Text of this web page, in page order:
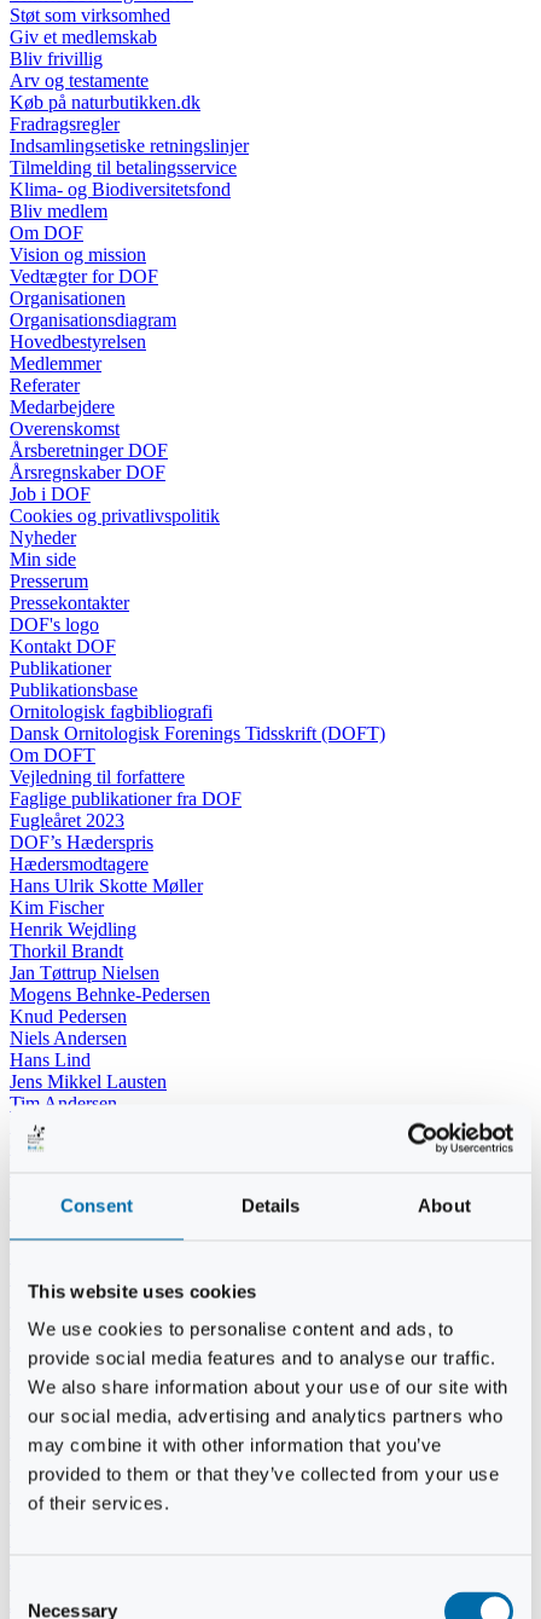
Consent Details About
This website uses cookies
We use cookies to personalise content and ads, to
provide social media features and to analyse our traffic.
We also share information about your use of our site with
our social media, advertising and analytics partners who
may combine it with other information that you’ve
provided to them or that they’ve collected from your use
of their services.
Necessary
Støt som virksomhed
Giv et medlemskab
Bliv frivillig
Arv og testamente
Køb på naturbutikken.dk
Fradragsregler
Indsamlingsetiske retningslinjer
Tilmelding til betalingsservice
Klima- og Biodiversitetsfond
Bliv medlem
Om DOF
Vision og mission
Vedtægter for DOF
Organisationen
Organisationsdiagram
Hovedbestyrelsen
Medlemmer
Referater
Medarbejdere
Overenskomst
Årsberetninger DOF
Årsregnskaber DOF
Job i DOF
Cookies og privatlivspolitik
Nyheder
Min side
Presserum
Pressekontakter
DOF's logo
Kontakt DOF
Publikationer
Publikationsbase
Ornitologisk fagbibliografi
Dansk Ornitologisk Forenings Tidsskrift (DOFT)
Om DOFT
Vejledning til forfattere
Faglige publikationer fra DOF
Fugleåret 2023
DOF’s Hæderspris
Hædersmodtagere
Hans Ulrik Skotte Møller
Kim Fischer
Henrik Wejdling
Thorkil Brandt
Jan Tøttrup Nielsen
Mogens Behnke-Pedersen
Knud Pedersen
Niels Andersen
Hans Lind
Jens Mikkel Lausten
Tim Andersen
Per Janfelt
Christian Hjorth
Kjeld Hansen
Niels Thomas Rosenberg
Svend Andersen
Bent Wigh
Jens-Kjeld Jensen
Jon Fjeldså
William Carøe Aarestrup
Erik Mølgaard
Klaus Malling Olsen
Brian Zobbe
Peter Lange
Kurt Due Johansen
Niels Peter Andreasen
Jesper Tofft